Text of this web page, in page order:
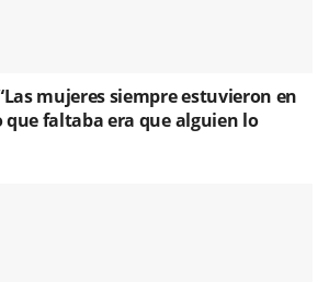
mujeres siempre estuvieron en
que faltaba era que alguien lo